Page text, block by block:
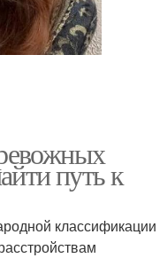
путь к
классификации